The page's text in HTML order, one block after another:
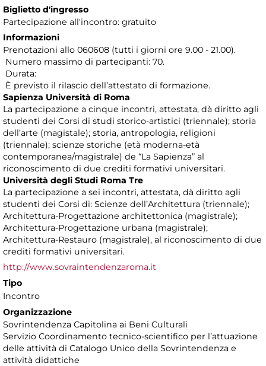
Biglietto d'ingresso
Partecipazione all'incontro: gratuito
Informazioni
Prenotazioni allo 060608 (tutti i giorni ore 9.00 - 21.00).
Numero massimo di partecipanti: 70.
Durata:
È previsto il rilascio dell’attestato di formazione.
Sapienza Università di Roma
La partecipazione a cinque incontri, attestata, dà diritto agli
studenti dei Corsi di studi storico-artistici (triennale); storia
dell’arte (magistale); storia, antropologia, religioni
(triennale); scienze storiche (età moderna-età
contemporanea/magistrale) de “La Sapienza” al
riconoscimento di due crediti formativi universitari.
Università degli Studi Roma Tre
La partecipazione a sei incontri, attestata, dà diritto agli
studenti dei Corsi di: Scienze dell’Architettura (triennale);
Architettura-Progettazione architettonica (magistrale);
Architettura-Progettazione urbana (magistrale);
Architettura-Restauro (magistrale), al riconoscimento di due
crediti formativi universitari.
http://www.sovraintendenzaroma.it
Tipo
Incontro
Organizzazione
Sovrintendenza Capitolina ai Beni Culturali
Servizio Coordinamento tecnico-scientifico per l’attuazione
delle attività di Catalogo Unico della Sovrintendenza e
attività didattiche